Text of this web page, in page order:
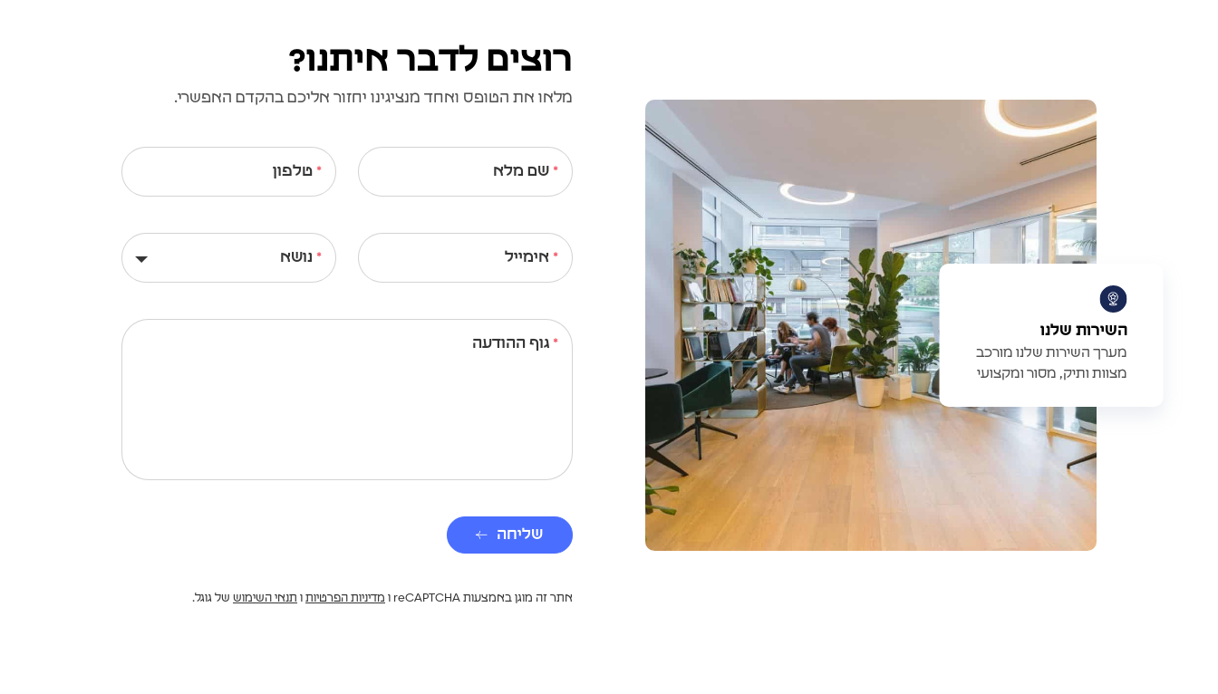
השירות שלנו
מערך השירות שלנו מורכב
מצוות ותיק, מסור ומקצועי
רוצים לדבר איתנו?
מלאו את הטופס ואחד מנציגינו יחזור אליכם בהקדם האפשרי.
שם מלא טלפון
אימייל נושא
גוף ההודעה
שליחה
אתר זה מוגן באמצעות reCAPTCHA ו מדיניות הפרטיות ו תנאי השימוש של גוגל.